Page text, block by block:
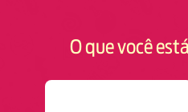
O que você